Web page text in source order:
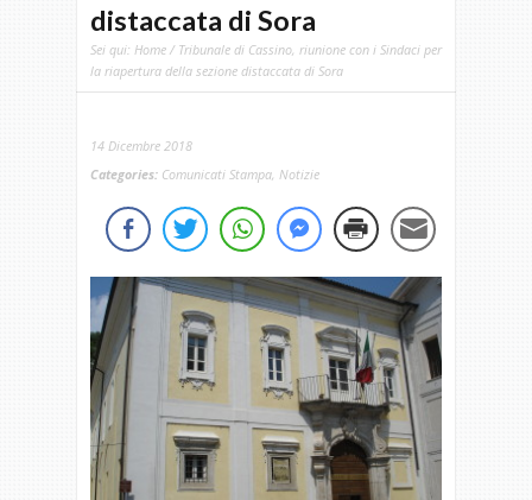
distaccata di Sora
Sei qui: Home / Tribunale di Cassino, riunione con i Sindaci per
la riapertura della sezione distaccata di Sora
14 Dicembre 2018
Categories: Comunicati Stampa Notizie